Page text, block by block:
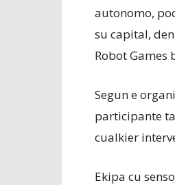
autonomo,
su capital,
Robot
Segun e
participante
cualkier
Ekipa cu